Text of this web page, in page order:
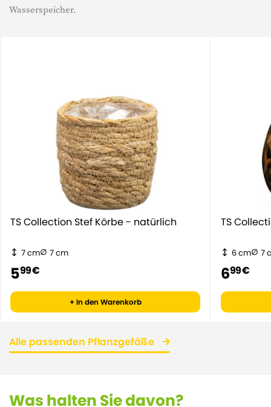
Wasserspeicher.
TS Collection Stef Körbe - natürlich
7 cm 7 cm
599 €
+ In den Warenkorb
TS
6 cm 7
699 €
Alle passenden Pflanzgefäße
Was halten Sie davon?